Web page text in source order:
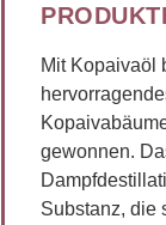
Mit Kopaivaöl
gewonnen.
Substanz, die